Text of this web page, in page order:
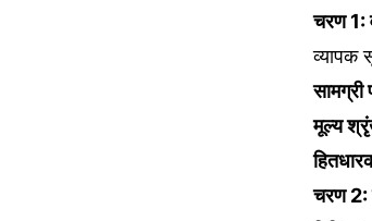
चरण 1:
व्यापक
सामग्री
मूल्य
चरण 2: